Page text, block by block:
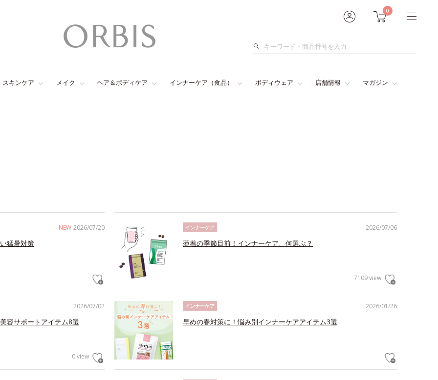
0
検
スキンケア メイク ヘア＆ボディケア インナーケア（食品） ボディウェア 店舗情報 マガジン
NEW 2026/07/20
猛暑対策
2026/07/06
インナーケア
薄着の季節目前！インナーケア、何選ぶ？
7109 view
2026/07/02
容サポートアイテム8選
0 view
2026/01/26
インナーケア
早めの春対策に！悩み別インナーケアアイテム3選